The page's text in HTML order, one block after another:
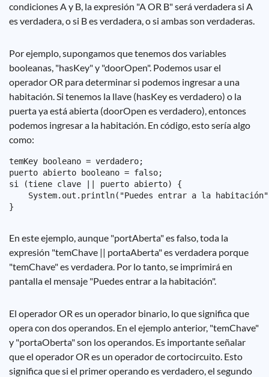
condiciones A y B, la expresión "A OR B" será verdadera si A
es verdadera, o si B es verdadera, o si ambas son verdaderas.
Por ejemplo, supongamos que tenemos dos variables
booleanas, "hasKey" y "doorOpen". Podemos usar el
operador OR para determinar si podemos ingresar a una
habitación. Si tenemos la llave (hasKey es verdadero) o la
puerta ya está abierta (doorOpen es verdadero), entonces
podemos ingresar a la habitación. En código, esto sería algo
como:
temKey booleano = verdadero;
puerto abierto booleano = falso;
si (tiene clave || puerto abierto) {
System.out.println("Puedes entrar a la
En este ejemplo, aunque "portAberta" es falso, toda la
expresión "temChave || portaAberta" es verdadera porque
"temChave" es verdadera. Por lo tanto, se imprimirá en
pantalla el mensaje "Puedes entrar a la habitación".
El operador OR es un operador binario, lo que significa que
opera con dos operandos. En el ejemplo anterior, "temChave"
y "portaOberta" son los operandos. Es importante señalar
que el operador OR es un operador de cortocircuito. Esto
significa que si el primer operando es verdadero, el segundo